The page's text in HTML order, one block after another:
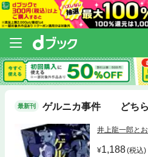
最新刊 ゲルニカ事件 どちら
井上龍一郎と
1,188(税込)